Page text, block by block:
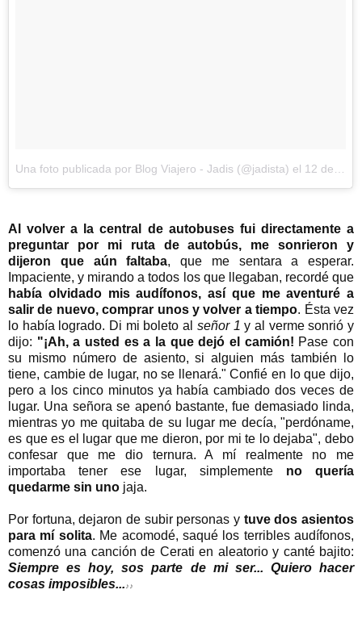
Una foto publicada por Blog Viajero - Jadis (@jadista) el 12 de Dic de 2016 a la(s) 3:00 PST
Al volver a la central de autobuses fui directamente a
preguntar por mi ruta de autobús, me sonrieron y
dijeron que aún faltaba, que me sentara a esperar.
Impaciente, y mirando a todos los que llegaban, recordé que
había olvidado mis audífonos, así que me aventuré a
salir de nuevo, comprar unos y volver a tiempo. Ésta vez
lo había logrado. Di mi boleto al señor 1 y al verme sonrió y
dijo: "¡Ah, a usted es a la que dejó el camión! Pase con
su mismo número de asiento, si alguien más también lo
tiene, cambie de lugar, no se llenará." Confié en lo que dijo,
pero a los cinco minutos ya había cambiado dos veces de
lugar. Una señora se apenó bastante, fue demasiado linda,
mientras yo me quitaba de su lugar me decía, "perdóname,
es que es el lugar que me dieron, por mi te lo dejaba", debo
confesar que me dio ternura. A mí realmente no me
importaba tener ese lugar, simplemente no quería
quedarme sin uno jaja.
Por fortuna, dejaron de subir personas y tuve dos asientos
para mí solita. Me acomodé, saqué los terribles audífonos,
comenzó una canción de Cerati en aleatorio y canté bajito:
Siempre es hoy, sos parte de mi ser... Quiero hacer
cosas imposibles...♪♪